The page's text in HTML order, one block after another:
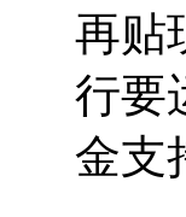
再贴
行要
金支